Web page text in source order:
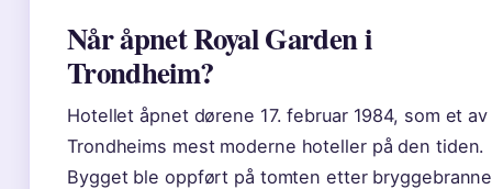
Når åpnet Royal Garden i
Trondheim?
Hotellet åpnet dørene 17. februar 1984, som et av
Trondheims mest moderne hoteller på den tiden.
Bygget ble oppført på tomten etter